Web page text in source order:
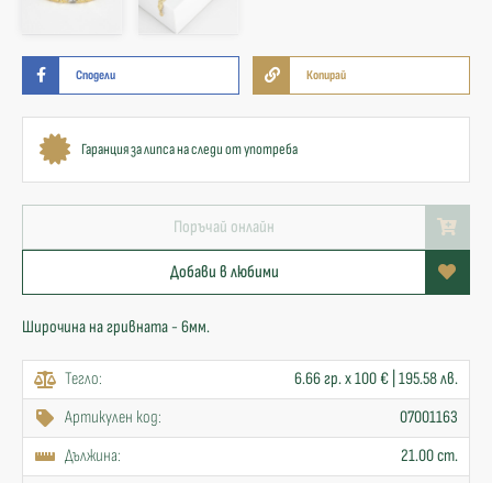
Сподели Копирай
Гаранция за липса на следи от употреба
Поръчай онлайн
Добави в любими
Широчина на гривната - 6мм.
Тегло:
6.66 гр. x 100 € | 195.58 лв.
Артикулен код:
07001163
Дължина:
21.00 cm.